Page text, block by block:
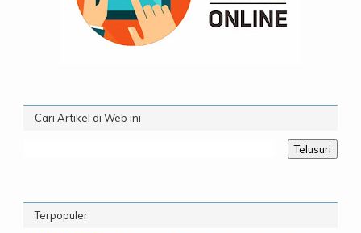
Cari Artikel di Web ini
Terpopuler